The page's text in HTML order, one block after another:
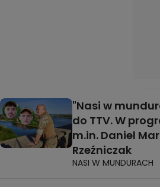
"Nasi w
do TTV. W
m.in. Daniel
Rzeźniczak
NASI W MUNDURACH